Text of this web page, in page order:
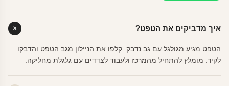
איך מדביקים את הטפט?
הטפט מגיע מגולגל עם גב נדבק. קלפו את הניילון מגב הטפט והדבקו
לקיר. מומלץ להתחיל מהמרכז ולעבוד לצדדים עם גלגלת מחליקה.